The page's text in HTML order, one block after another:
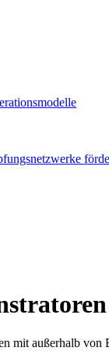
mit au­ßer­halb